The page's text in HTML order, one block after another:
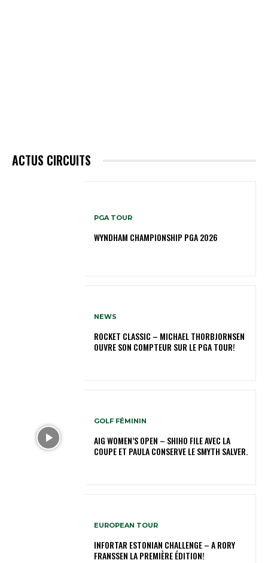
ACTUS CIRCUITS
PGA TOUR
WYNDHAM CHAMPIONSHIP PGA 2026
NEWS
ROCKET CLASSIC – MICHAEL THORBJORNSEN
OUVRE SON COMPTEUR SUR LE PGA TOUR!
GOLF FÉMININ
AIG WOMEN’S OPEN – SHIHO FILE AVEC LA
COUPE ET PAULA CONSERVE LE SMYTH SALVER.
EUROPEAN TOUR
INFORTAR ESTONIAN CHALLENGE – A RORY
FRANSSEN LA PREMIÈRE ÉDITION!